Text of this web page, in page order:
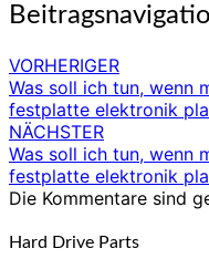
VORHERIGER
Was soll ich tun, wenn
festplatte elektronik
NÄCHSTER
Was soll ich tun, wenn
festplatte elektronik
Die Kommentare sind
Hard Drive Parts